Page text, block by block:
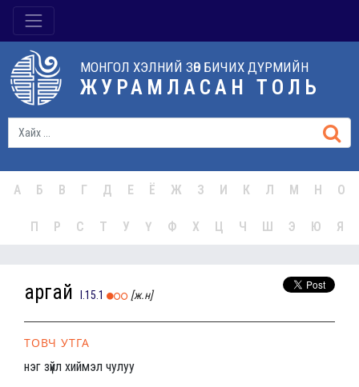
МОНГОЛ ХЭЛНИЙ ЗӨВ БИЧИХ ДҮРМИЙН
ЖУРАМЛАСАН ТОЛЬ
А Б В Г Д Е Ё Ж З И К Л М Н О
П Р С Т У Ү Ф Х Ц Ч Ш Э Ю Я
аргай I.15.1 [ж.н]
ТОВЧ УТГА
нэг зүйл хиймэл чулуу